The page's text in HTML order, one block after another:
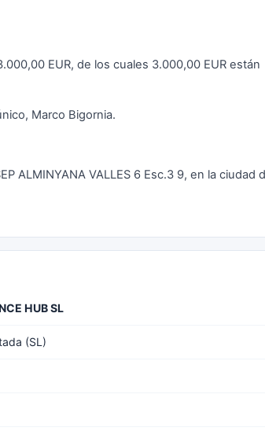
EUR, de los cuales 3.000,00 EUR están
Marco Bigornia.
ALMINYANA VALLES 6 Esc.3 9, en la ciudad
HUB SL
(SL)